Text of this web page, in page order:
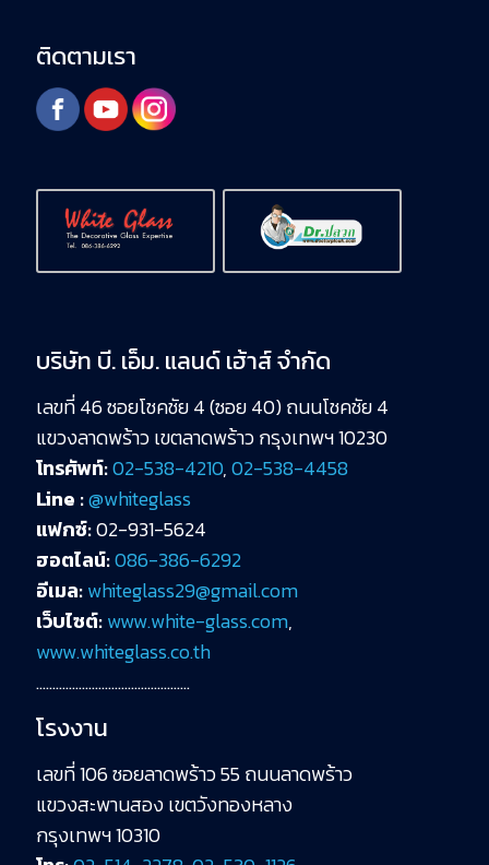
ติดตามเรา
บริษัท บี. เอ็ม. แลนด์ เฮ้าส์ จำกัด
เลขที่ 46 ซอยโชคชัย 4 (ซอย 40) ถนนโชคชัย 4
แขวงลาดพร้าว เขตลาดพร้าว กรุงเทพฯ 10230
โทรศัพท์:02-538-4210,02-538-4458
Line :@whiteglass
แฟกซ์:02-931-5624
ฮอตไลน์:086-386-6292
อีเมล:whiteglass29@gmail.com
เว็บไซต์:www.white-glass.com,
www.whiteglass.co.th
………………………………………..
โรงงาน
เลขที่ 106 ซอยลาดพร้าว 55 ถนนลาดพร้าว
แขวงสะพานสอง เขตวังทองหลาง
กรุงเทพฯ 10310